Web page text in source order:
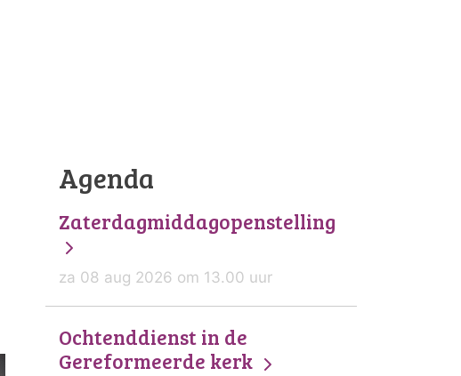
Agenda
Zaterdagmiddagopenstelling
za 08 aug 2026 om 13.00 uur
Ochtenddienst in de
Gereformeerde kerk